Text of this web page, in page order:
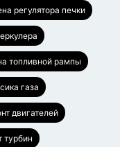
регулятора печки
топливной рампы
газа
двигателей
турбин